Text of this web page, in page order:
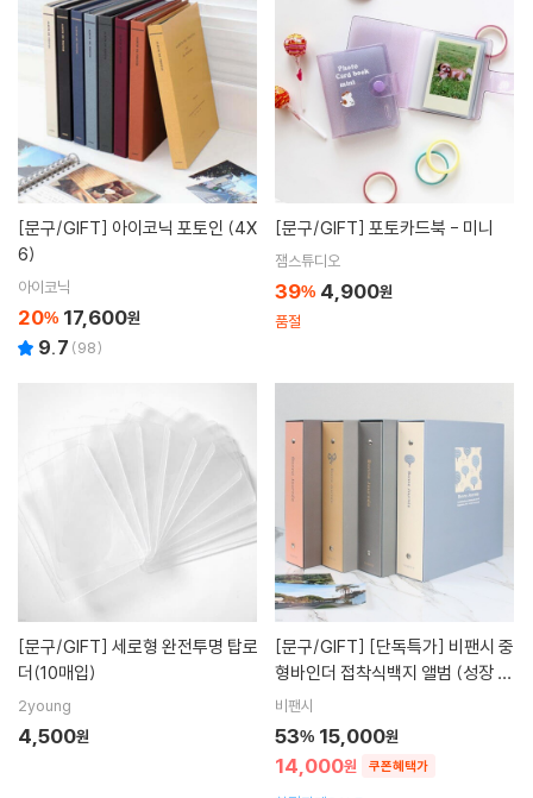
[문구/GIFT]
6)
아이코닉
20% 17,600원
9.7 (98)
[문구/GIFT] 포토카드북 - 미니
잼스튜디오
39% 4,900원
품절
[문구/GIFT]
더(10매입)
2young
4,500원
[문구/GIFT]
형바인더 접착식백지 앨범 (성장 아
기 포토북 가족앨범)
비팬시
14,000원 쿠폰혜택가
53% 15,000원